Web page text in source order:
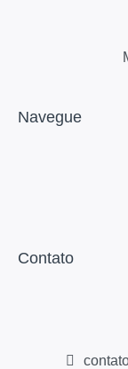
Navegue
Contato